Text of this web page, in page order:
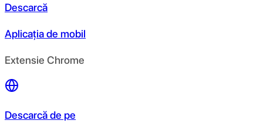
Descarcă
Aplicația de mobil
Extensie Chrome
Descarcă de pe